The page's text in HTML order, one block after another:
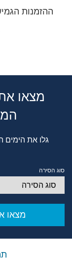
ההזמנות
מצאו
גלו את הימים
סוג הסירה